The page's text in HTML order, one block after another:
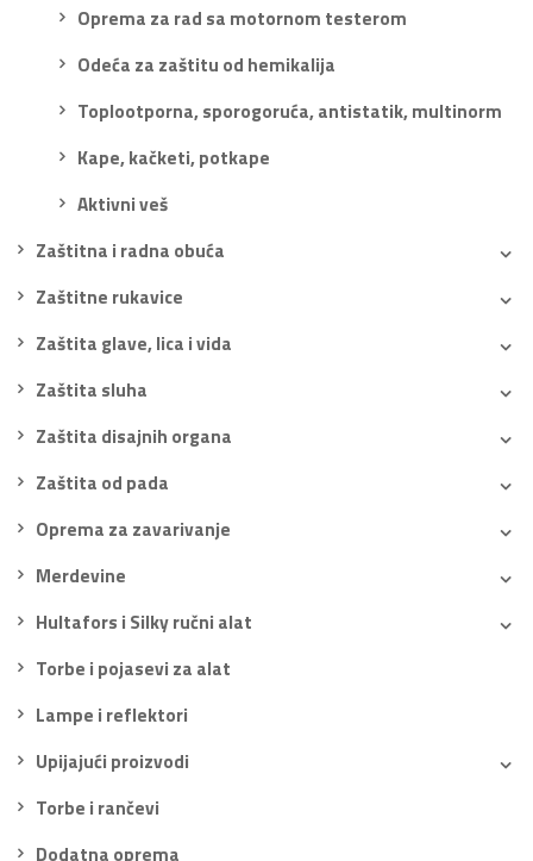
Oprema za rad sa motornom testerom
Odeća za zaštitu od hemikalija
Toplootporna, sporogoruća, antistatik, multinorm
Kape, kačketi, potkape
Aktivni veš
Zaštitna i radna obuća
Zaštitne rukavice
Zaštita glave, lica i vida
Zaštita sluha
Zaštita disajnih organa
Zaštita od pada
Oprema za zavarivanje
Merdevine
Hultafors i Silky ručni alat
Torbe i pojasevi za alat
Lampe i reflektori
Upijajući proizvodi
Torbe i rančevi
Dodatna oprema